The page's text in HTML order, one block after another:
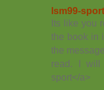
lsm99-sport
Its like you
the book in
the
read. I will
sport</a>